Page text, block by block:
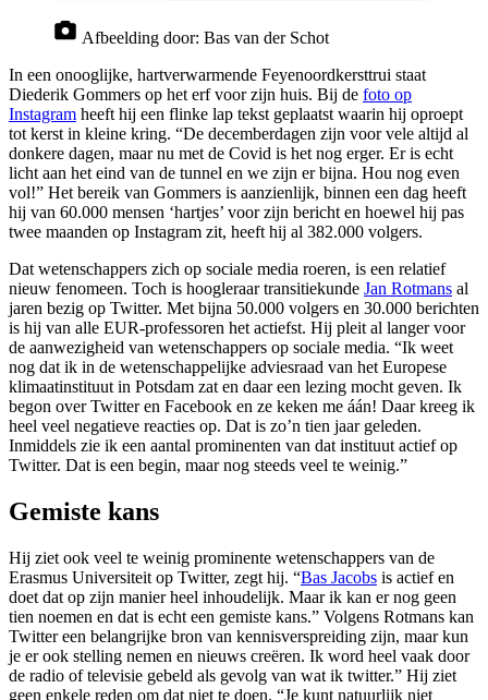
Afbeelding door: Bas van der Schot
In een onooglijke, hartverwarmende Feyenoordkersttrui staat
Diederik Gommers op het erf voor zijn huis. Bij de foto op
Instagram heeft hij een flinke lap tekst geplaatst waarin hij oproept
tot kerst in kleine kring. “De decemberdagen zijn voor vele altijd al
donkere dagen, maar nu met de Covid is het nog erger. Er is echt
licht aan het eind van de tunnel en we zijn er bijna. Hou nog even
vol!” Het bereik van Gommers is aanzienlijk, binnen een dag heeft
hij van 60.000 mensen ‘hartjes’ voor zijn bericht en hoewel hij pas
twee maanden op Instagram zit, heeft hij al 382.000 volgers.
Dat wetenschappers zich op sociale media roeren, is een relatief
nieuw fenomeen. Toch is hoogleraar transitiekunde Jan Rotmans al
jaren bezig op Twitter. Met bijna 50.000 volgers en 30.000 berichten
is hij van alle EUR-professoren het actiefst. Hij pleit al langer voor
de aanwezigheid van wetenschappers op sociale media. “Ik weet
nog dat ik in de wetenschappelijke adviesraad van het Europese
klimaatinstituut in Potsdam zat en daar een lezing mocht geven. Ik
begon over Twitter en Facebook en ze keken me áán! Daar kreeg ik
heel veel negatieve reacties op. Dat is zo’n tien jaar geleden.
Inmiddels zie ik een aantal prominenten van dat instituut actief op
Twitter. Dat is een begin, maar nog steeds veel te weinig.”
Gemiste kans
Hij ziet ook veel te weinig prominente wetenschappers van de
Erasmus Universiteit op Twitter, zegt hij. “Bas Jacobs is actief en
doet dat op zijn manier heel inhoudelijk. Maar ik kan er nog geen
tien noemen en dat is echt een gemiste kans.” Volgens Rotmans kan
Twitter een belangrijke bron van kennisverspreiding zijn, maar kun
je er ook stelling nemen en nieuws creëren. Ik word heel vaak door
de radio of televisie gebeld als gevolg van wat ik twitter.” Hij ziet
geen enkele reden om dat niet te doen. “Je kunt natuurlijk niet